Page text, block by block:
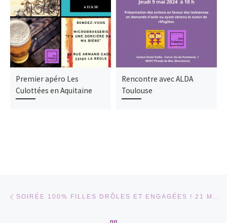
Premier apéro Les
Culottées en Aquitaine
Rencontre avec ALDA
Toulouse
SOIRÉE 100% FILLES DRÔLES ET ENGAGÉES ! 21 MAI 2022